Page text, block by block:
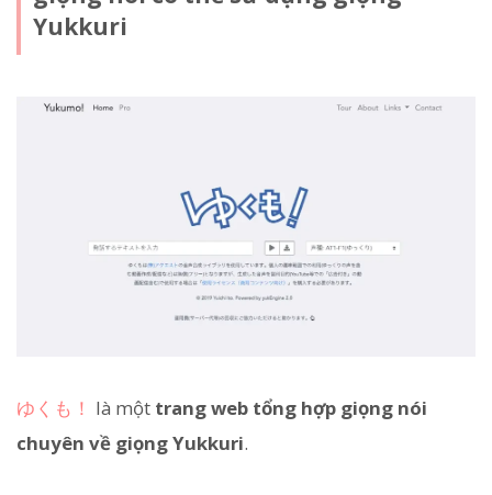
Yukkuri
ゆくも！ là một trang web tổng hợp giọng nói
chuyên về giọng Yukkuri.